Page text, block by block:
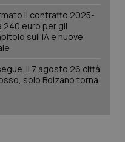
il contratto 2025-
240 euro per gli
sull'IA e nuove
Il 7 agosto 26 città
solo Bolzano torna
www.quotidianosanita.it